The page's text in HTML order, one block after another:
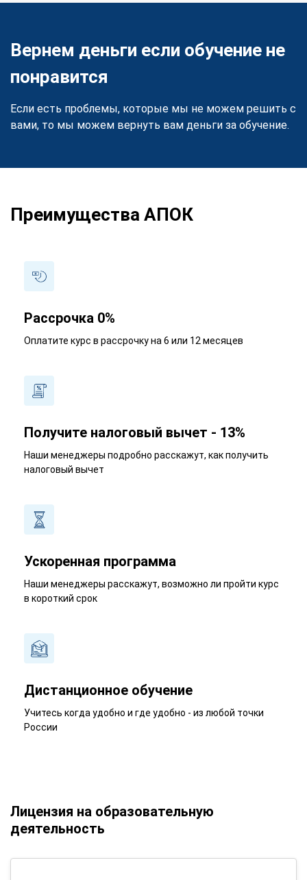
Вернем деньги если обучение не
понравится
Если есть проблемы, которые мы не можем решить с
вами, то мы можем вернуть вам деньги за обучение.
Преимущества АПОК
Рассрочка 0%
Оплатите курс в рассрочку на 6 или 12 месяцев
Получите налоговый вычет - 13%
Наши менеджеры подробно расскажут, как получить
налоговый вычет
Ускоренная программа
Наши менеджеры расскажут, возможно ли пройти курс
в короткий срок
Дистанционное обучение
Учитесь когда удобно и где удобно - из любой точки
России
Лицензия на образовательную
деятельность